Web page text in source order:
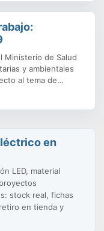
Ministerio de Salud
y ambientales
al tema de
específicos
en
LED, material
stock real, fichas
en tienda y